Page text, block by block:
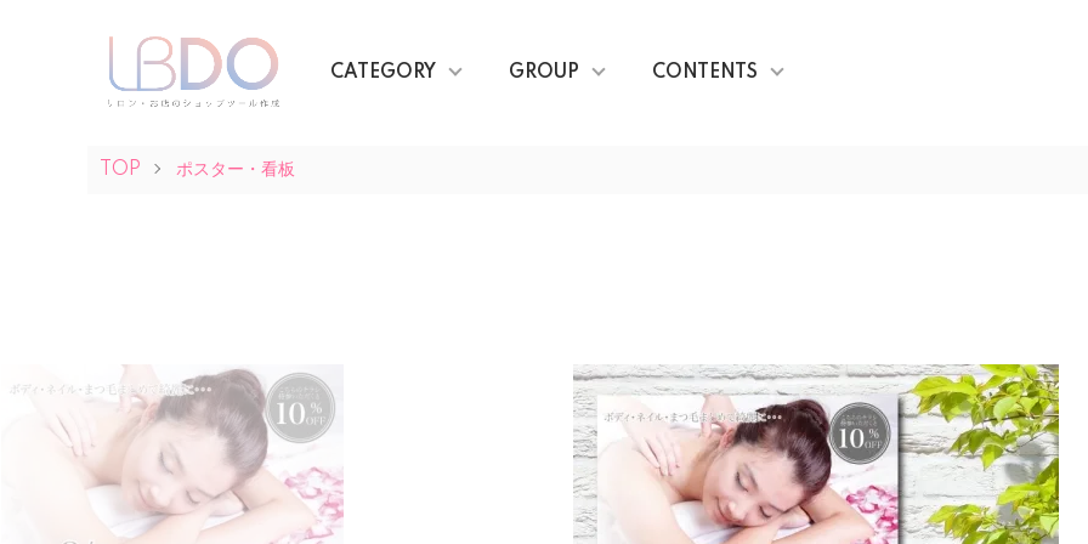
CATEGORY GROUP CONTENTS
TOP ポスター・看板